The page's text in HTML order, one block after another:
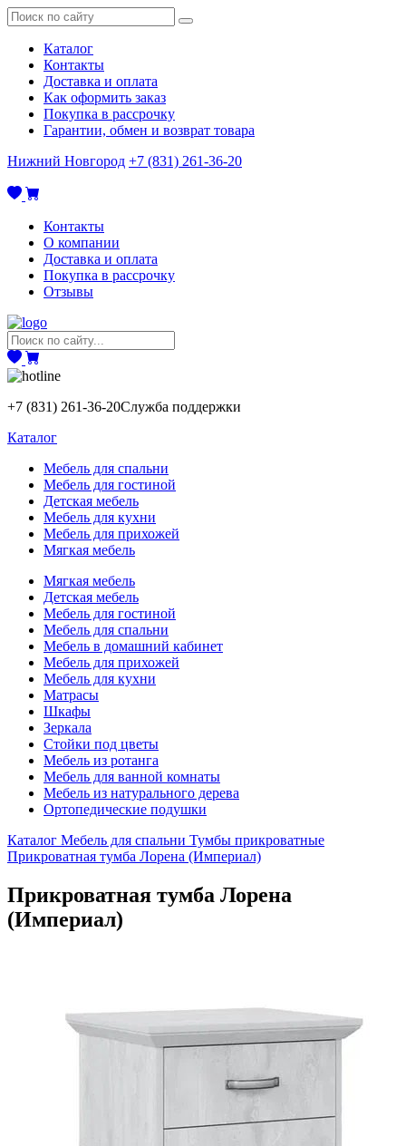
Каталог
Контакты
Доставка и оплата
Как оформить заказ
Покупка в рассрочку
Гарантии, обмен и возврат товара
Нижний Новгород +7 (831) 261-36-20
Контакты
О компании
Доставка и оплата
Покупка в рассрочку
Отзывы
+7 (831) 261-36-20Служба поддержки
Каталог
Мебель для спальни
Мебель для гостиной
Детская мебель
Мебель для кухни
Мебель для прихожей
Мягкая мебель
Мягкая мебель
Детская мебель
Мебель для гостиной
Мебель для спальни
Мебель в домашний кабинет
Мебель для прихожей
Мебель для кухни
Матрасы
Шкафы
Зеркала
Стойки под цветы
Мебель из ротанга
Мебель для ванной комнаты
Мебель из натурального дерева
Ортопедические подушки
Каталог Мебель для спальни Тумбы прикроватные
Прикроватная тумба Лорена (Империал)
Прикроватная тумба Лорена
(Империал)